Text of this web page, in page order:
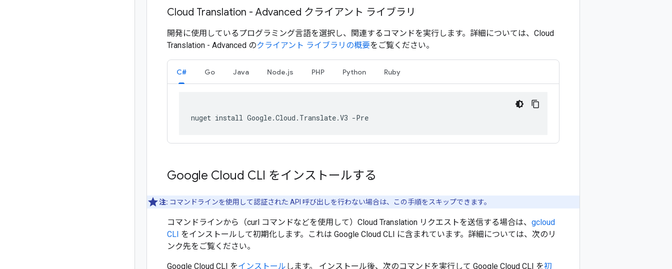
Cloud Translation - Advanced クライアント ライブラリ
開発に使用しているプログラミング言語を選択し、関連するコマンドを実行します。詳細については、Cloud
Translation - Advanced のクライアント ライブラリの概要をご覧ください。
C# Go Java Node.js PHP Python Ruby
nuget install Google.Cloud.Translate.V3 -Pre
Google Cloud CLI をインストールする
注: コマンドラインを使用して認証された API 呼び出しを行わない場合は、この手順をスキップできます。
コマンドラインから（curl コマンドなどを使用して）Cloud Translation リクエストを送信する場合は、 gcloud
CLI をインストールして初期化します。これは Google Cloud CLI に含まれています。詳細については、次のリ
ンク先をご覧ください。
Google Cloud CLI をインストール します。 インストール後、次のコマンドを実行して Google Cloud CLI を初